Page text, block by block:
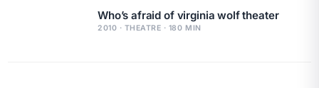
Who’s afraid of virginia wolf theater
2010 · THEATRE · 180 MIN